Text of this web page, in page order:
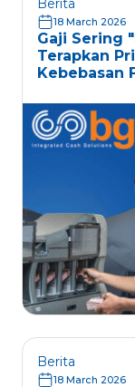
Berita
18 March 2026
Gaji Sering
Terapkan
Kebebasan
Berita
18 March 2026